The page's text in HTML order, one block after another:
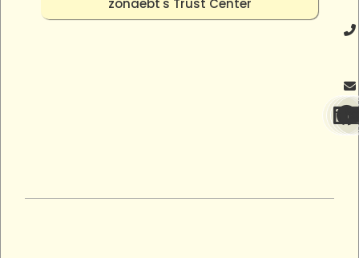
zonaebt's Trust Center